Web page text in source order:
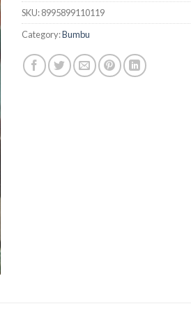
SKU:8995899110119
Category:Bumbu